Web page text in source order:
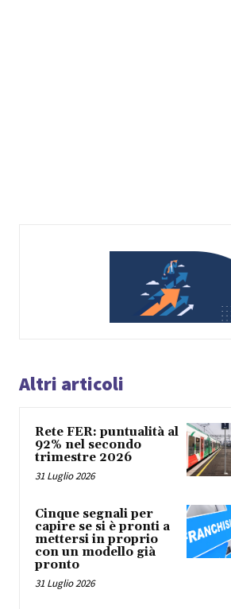
Altri articoli
Rete FER: puntualità al
92% nel secondo
trimestre 2026
31 Luglio 2026
Cinque segnali per
capire se si è pronti a
mettersi in proprio
con un modello già
pronto
31 Luglio 2026